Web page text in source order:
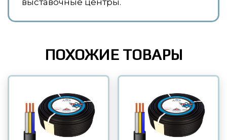
выставочные центры.
ПОХОЖИЕ ТОВАРЫ